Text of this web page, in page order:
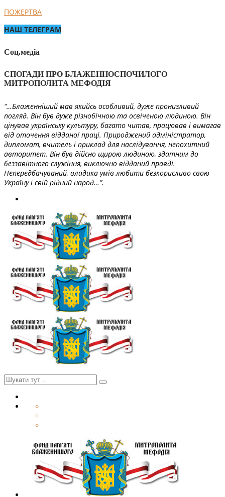
ПОЖЕРТВА
НАШ ТЕЛЕГРАМ
Соц.медіа
СПОГАДИ ПРО БЛАЖЕННОСПОЧИЛОГО
МИТРОПОЛИТА МЕФОДІЯ
“…Блаженніший мав якийсь особливий, дуже пронизливий
погляд. Він був дуже різнобічною та освіченою людиною. Він
цінував українську культуру, багато читав, працював і вимагав
від оточення відданої праці. Природжений адміністратор,
дипломат, вчитель і приклад для наслідування, непохитний
авторитет. Він був дійсно щирою людиною, здатним до
беззавітного служіння, виключно відданий правді.
Непередбачуваний, владика умів любити безкорисливо свою
Україну і свій рідний народ…”.